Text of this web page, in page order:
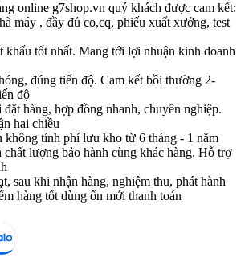
online g7shop.vn quý khách được cam kết:
máy , đầy đủ co,cq, phiếu xuất xưởng, test
khấu tốt nhất. Mang tới lợi nhuận kinh doanh
đúng tiến độ. Cam kết bồi thường 2-
độ
hàng, hợp đồng nhanh, chuyên nghiệp.
hai chiều
không tính phí lưu kho từ 6 tháng - 1 năm
chất lượng bảo hành cùng khác hàng. Hỗ trợ
sau khi nhận hàng, nghiệm thu, phát hành
hàng tốt dùng ổn mới thanh toán